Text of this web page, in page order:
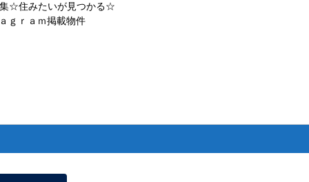
☆住みたいが見つかる☆
ｇｒａｍ掲載物件